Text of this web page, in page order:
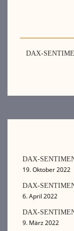
DAX-
DAX-
19. Oktober 2022
DAX-
6. April 2022
DAX-
9. März 2022